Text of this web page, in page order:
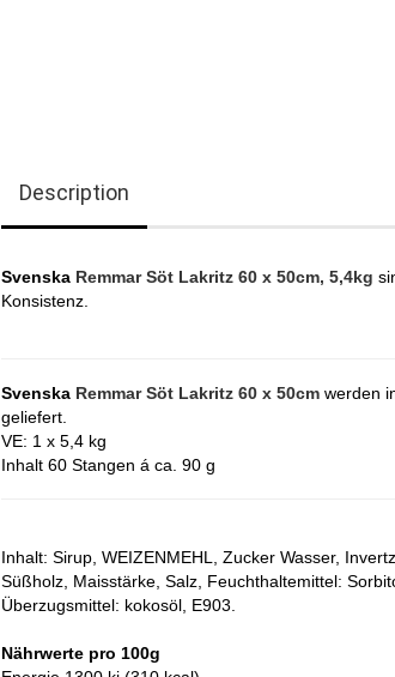
Description
Svenska Remmar Söt Lakritz 60 x 50cm, 5,4kg
Konsistenz.
Svenska Remmar Söt Lakritz 60 x 50cm werden
geliefert.
VE: 1 x 5,4 kg
Inhalt 60 Stangen á ca. 90 g
Inhalt: Sirup, WEIZENMEHL, Zucker Wasser,
Süßholz, Maisstärke, Salz, Feuchthaltemittel:
Überzugsmittel: kokosöl, E903.
Nährwerte pro 100g